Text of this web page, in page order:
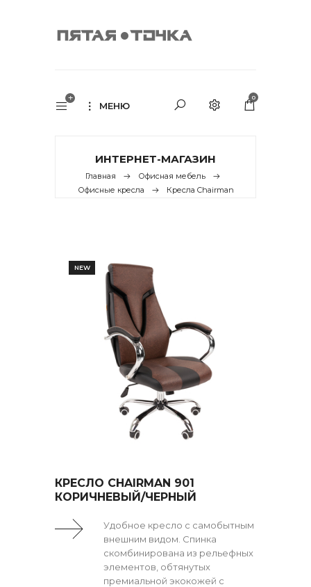
МЕНЮ
0
ИНТЕРНЕТ-МАГАЗИН
Главная
Офисная мебель
Офисные кресла
Кресла Chairman
NEW
КРЕСЛО CHAIRMAN 901
КОРИЧНЕВЫЙ/ЧЕРНЫЙ
Удобное кресло с самобытным
внешним видом. Спинка
скомбинирована из рельефных
элементов, обтянутых
премиальной экокожей с